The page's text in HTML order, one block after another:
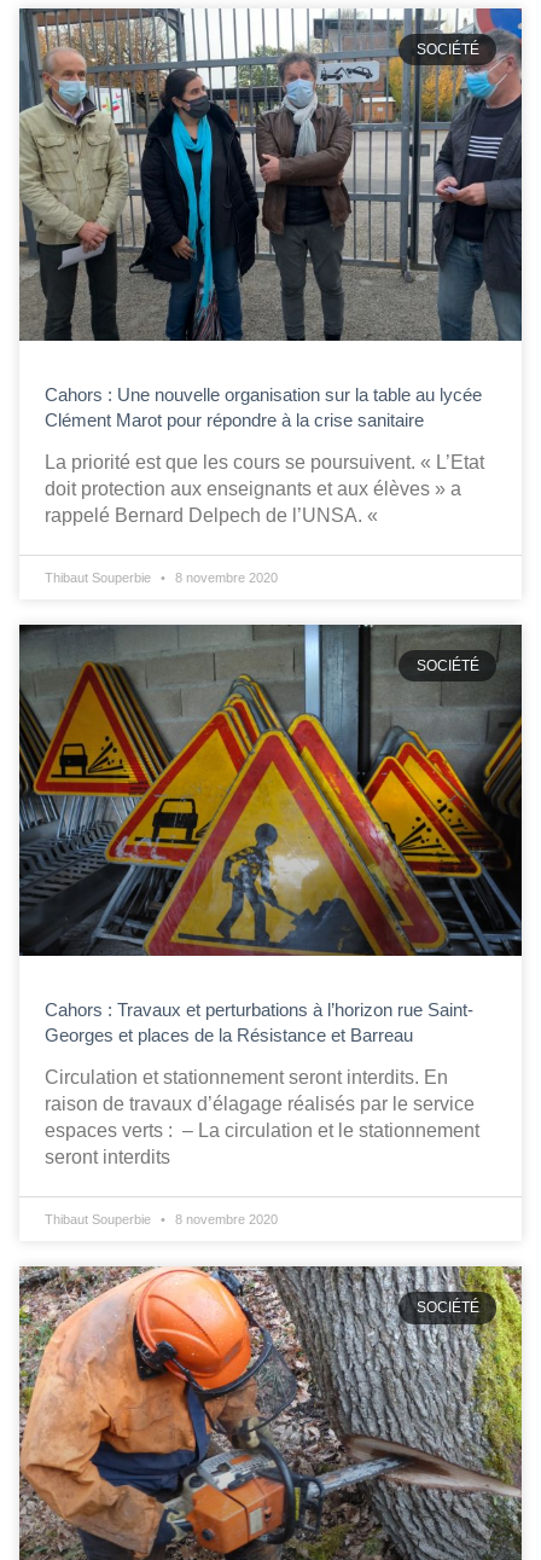
SOCIÉTÉ
Cahors : Une nouvelle organisation sur la table au lycée
Clément Marot pour répondre à la crise sanitaire
La priorité est que les cours se poursuivent. « L’Etat
doit protection aux enseignants et aux élèves » a
rappelé Bernard Delpech de l’UNSA. «
Thibaut Souperbie 8 novembre 2020
SOCIÉTÉ
Cahors : Travaux et perturbations à l’horizon rue Saint-
Georges et places de la Résistance et Barreau
Circulation et stationnement seront interdits. En
raison de travaux d’élagage réalisés par le service
espaces verts : – La circulation et le stationnement
seront interdits
Thibaut Souperbie 8 novembre 2020
SOCIÉTÉ